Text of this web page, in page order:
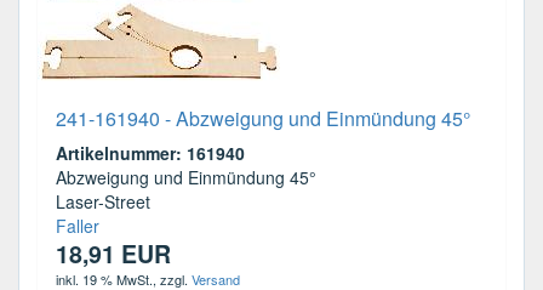
241-161940 - Abzweigung und Einmündung 45°
Artikelnummer: 161940
Abzweigung und Einmündung 45°
Laser-Street
Faller
18,91 EUR
inkl. 19 % MwSt., zzgl. Versand